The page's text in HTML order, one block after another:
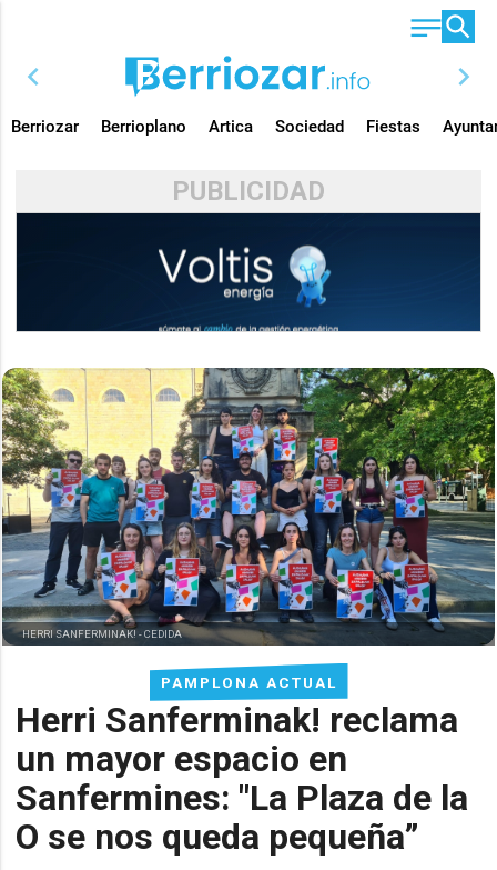
chevron_left chevron_right
Berriozar Berrioplano Artica Sociedad Fiestas
PUBLICIDAD
PAMPLONA ACTUAL
Herri Sanferminak! reclama
un mayor espacio en
Sanfermines: "La Plaza de la
O se nos queda pequeña”
HERRI SANFERMINAK! -CEDIDA